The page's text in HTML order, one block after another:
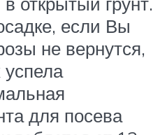
если Вы
не вернутся,
успела
для посева